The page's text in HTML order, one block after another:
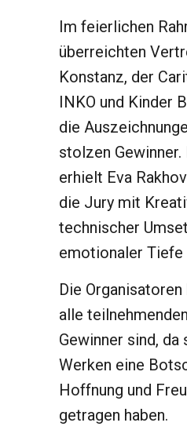
Im feierlichen
überreichten
Konstanz, der
INKO und Kinder
die
stolzen
erhielt Eva
die Jury mit
technischer
emotionaler Tiefe
Die
alle
Gewinner sind, da
Werken eine
Hoffnung und
getragen haben.